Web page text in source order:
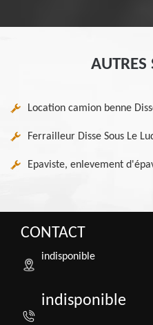
AUTRES
Location camion benne
Ferrailleur Disse Sous Le
Epaviste, enlevement
CONTACT
indisponible
indisponible